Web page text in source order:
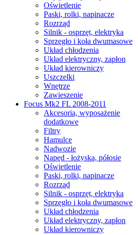
Oświetlenie
Paski, rolki, napinacze
Rozrząd
Silnik - osprzęt, elektryka
Sprzęgło i koła dwumasowe
Układ chłodzenia
Układ elektryczny, zapłon
Układ kierowniczy
Uszczelki
Wnętrze
Zawieszenie
Focus Mk2 FL 2008-2011
Akcesoria, wyposażenie
dodatkowe
Filtry
Hamulce
Nadwozie
Napęd - łożyska, półosie
Oświetlenie
Paski, rolki, napinacze
Rozrząd
Silnik - osprzęt, elektryka
Sprzęgło i koła dwumasowe
Układ chłodzenia
Układ elektryczny, zapłon
Układ kierowniczy